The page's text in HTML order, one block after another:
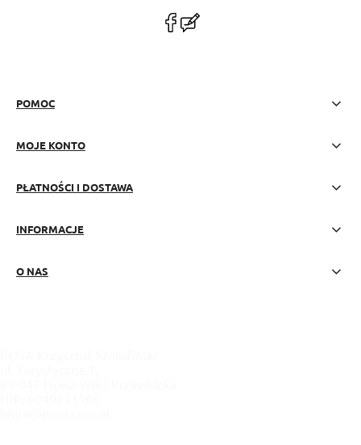
POMOC
MOJE KONTO
PŁATNOŚCI I DOSTAWA
INFORMACJE
O NAS